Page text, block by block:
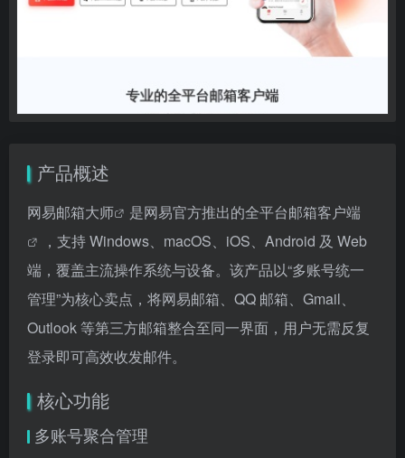
产品概述
网易邮箱大师 是网易官方推出的全平台邮箱客户端
，支持 Windows、macOS、iOS、Android 及 Web
端，覆盖主流操作系统与设备。该产品以“多账号统一
管理”为核心卖点，将网易邮箱、QQ 邮箱、Gmail、
Outlook 等第三方邮箱整合至同一界面，用户无需反复
登录即可高效收发邮件。
核心功能
多账号聚合管理